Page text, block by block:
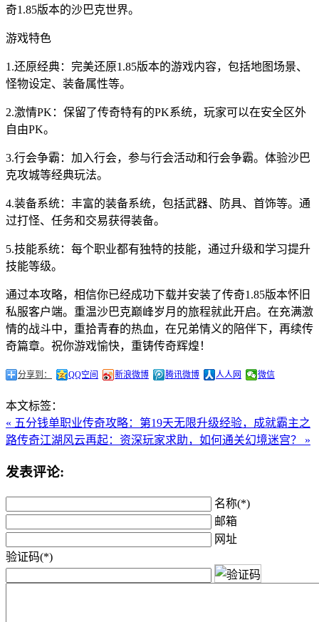
奇1.85版本的沙巴克世界。
游戏特色
1.还原经典：完美还原1.85版本的游戏内容，包括地图场景、
怪物设定、装备属性等。
2.激情PK：保留了传奇特有的PK系统，玩家可以在安全区外
自由PK。
3.行会争霸：加入行会，参与行会活动和行会争霸。体验沙巴
克攻城等经典玩法。
4.装备系统：丰富的装备系统，包括武器、防具、首饰等。通
过打怪、任务和交易获得装备。
5.技能系统：每个职业都有独特的技能，通过升级和学习提升
技能等级。
通过本攻略，相信你已经成功下载并安装了传奇1.85版本怀旧
私服客户端。重温沙巴克巅峰岁月的旅程就此开启。在充满激
情的战斗中，重拾青春的热血，在兄弟情义的陪伴下，再续传
奇篇章。祝你游戏愉快，重铸传奇辉煌！
分享到： QQ空间 新浪微博 腾讯微博 人人网 微信
本文标签：
« 五分钱单职业传奇攻略：第19天无限升级经验，成就霸主之
路传奇江湖风云再起：资深玩家求助，如何通关幻境迷宫？ »
发表评论:
名称(*)
邮箱
网址
验证码(*)